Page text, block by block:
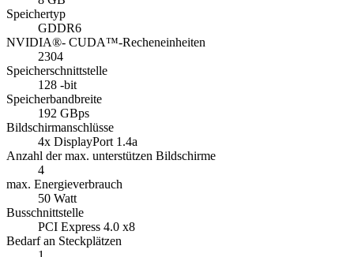
Speichertyp
GDDR6
NVIDIA®- CUDA™-Recheneinheiten
2304
Speicherschnittstelle
128 -bit
Speicherbandbreite
192 GBps
Bildschirmanschlüsse
4x DisplayPort 1.4a
Anzahl der max. unterstützen Bildschirme
4
max. Energieverbrauch
50 Watt
Busschnittstelle
PCI Express 4.0 x8
Bedarf an Steckplätzen